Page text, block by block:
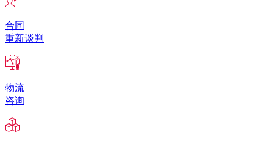
合同
重新谈判
物流
咨询